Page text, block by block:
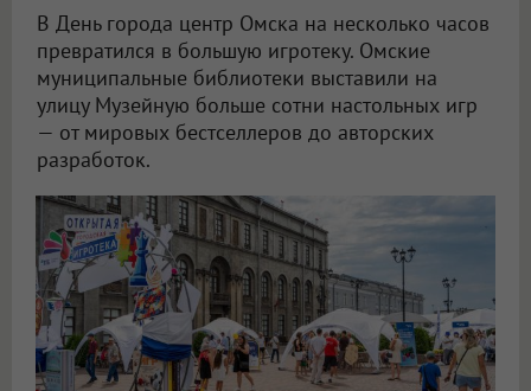
В День города центр Омска на несколько часов
превратился в большую игротеку. Омские
муниципальные библиотеки выставили на
улицу Музейную больше сотни настольных игр
— от мировых бестселлеров до авторских
разработок.